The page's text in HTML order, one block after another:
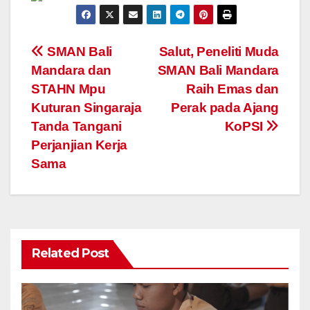
Navigasi
pos
Salut, Peneliti Muda
SMAN Bali Mandara
Raih Emas dan
Perak pada Ajang
KoPSI
SMAN Bali
Mandara dan
STAHN Mpu
Kuturan Singaraja
Tanda Tangani
Perjanjian Kerja
Sama
Related Post